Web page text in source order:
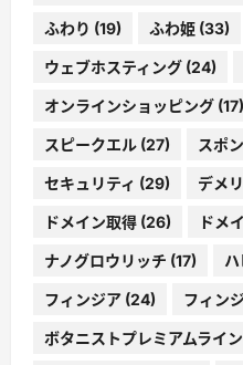
ふわり (19) ふわ姫 (33)
ウェブホスティング (24)
オンラインショッピング (17)
スピークエル (27) スポ
セキュリティ (29) デメ
ドメイン取得 (26) ドメ
ナノグロウリッチ (17) ハ
フィンジア (24) フィン
ボタニストプレミアムライ